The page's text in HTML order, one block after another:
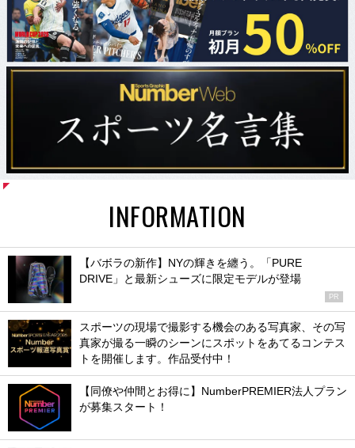
INFORMATION
【バボラの新作】NYの輝きを纏う。「PURE
DRIVE」と最新シューズに限定モデルが登場
PR
スポーツの現場で撮影する機会のある写真家、その写
真家が撮る一瞬のシーンにスポットをあてるコンテス
トを開催します。作品受付中！
【同僚や仲間とお得に】NumberPREMIER法人プラン
が募集スタート！